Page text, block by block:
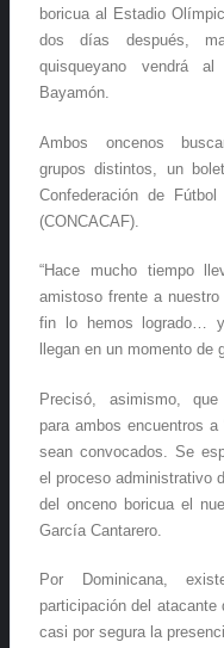
boricua al Estadio
dos días después,
quisqueyano vendrá
Bayamón.
Ambos oncenos
grupos distintos, un
Confederación de
(CONCACAF).
“Hace mucho tiempo
amistoso frente a
fin lo hemos logrado…
llegan en un momento de
Precisó, asimismo,
para ambos encuentros a
sean convocados. Se
el proceso administrativo
del onceno boricua el
García Cantarero.
Por Dominicana,
participación del
casi por segura la